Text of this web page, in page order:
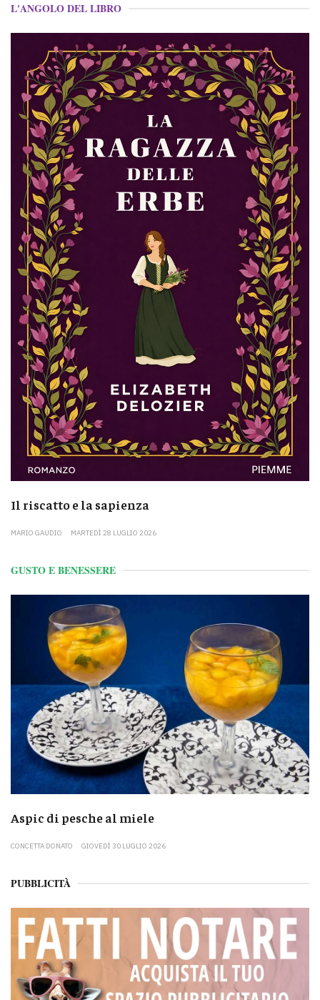
L'ANGOLO DEL LIBRO
Il riscatto e la sapienza
MARIO GAUDIO MARTEDÌ 28 LUGLIO 2026
GUSTO E BENESSERE
Aspic di pesche al miele
CONCETTA DONATO GIOVEDÌ 30 LUGLIO 2026
PUBBLICITÀ